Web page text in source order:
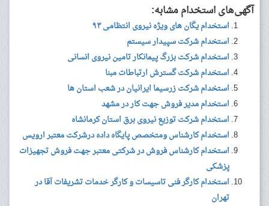
آگهی‌های استخدام مشابه:
استخدام یگان های ویژه نیروی انتظامی ۹۳
استخدام شرکت سپیدار سیستم
استخدام شرکت بزرگ پیمانکار تامین نیروی انسانی
استخدام شرکت گسترش ارتباطات مبنا
استخدام شرکت زرسیما ایرانیان در شعب استان ها
استخدام مدیر فروش جهت کار در مشهد
استخدام شرکت توزیع نیروی برق استان کرمانشاه
استخدام کارشناس ومتخصص پایگاه داده درشرکت معتبر ارویس
استخدام کارشناس فروش در شرکتی معتبر جهت فروش تجهیزات
پزشکی
استخدام کارگر فنی تاسیسات و کارگر خدمات تشریفات آقا در
تهران